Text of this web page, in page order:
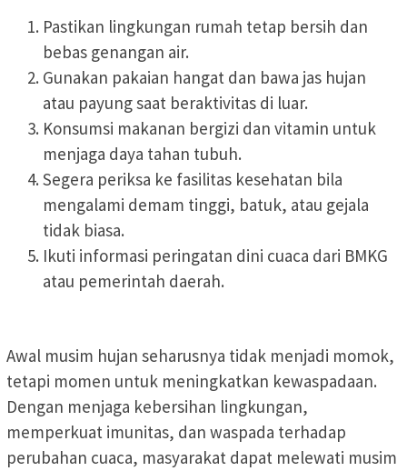
Pastikan lingkungan rumah tetap bersih dan
bebas genangan air.
Gunakan pakaian hangat dan bawa jas hujan
atau payung saat beraktivitas di luar.
Konsumsi makanan bergizi dan vitamin untuk
menjaga daya tahan tubuh.
Segera periksa ke fasilitas kesehatan bila
mengalami demam tinggi, batuk, atau gejala
tidak biasa.
Ikuti informasi peringatan dini cuaca dari BMKG
atau pemerintah daerah.
Awal musim hujan seharusnya tidak menjadi momok,
tetapi momen untuk meningkatkan kewaspadaan.
Dengan menjaga kebersihan lingkungan,
memperkuat imunitas, dan waspada terhadap
perubahan cuaca, masyarakat dapat melewati musim